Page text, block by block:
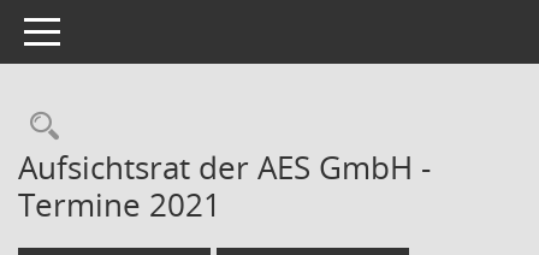
Toggle navigation
Rechercheauswahl
Aufsichtsrat der AES GmbH -
Termine 2021